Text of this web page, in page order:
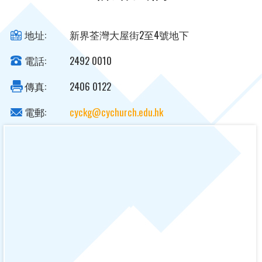
地址:
新界荃灣大屋街2至4號地下
電話:
2492 0010
傳真:
2406 0122
電郵:
cyckg@cychurch.edu.hk